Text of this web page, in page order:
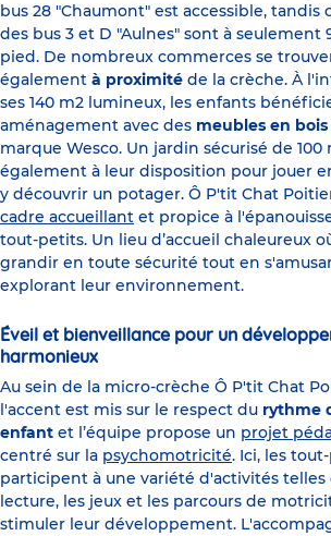
bus 28 "Chaumont" est accessible, tandis
des bus 3 et D "Aulnes" sont à seulement
pied. De nombreux commerces se
également à proximité de la crèche. À
ses 140 m2 lumineux, les enfants
aménagement avec des meubles en bois
marque Wesco. Un jardin sécurisé de 100
également à leur disposition pour jouer
y découvrir un potager. Ô P'tit Chat
cadre accueillant et propice à
tout-petits. Un lieu d’accueil chaleureux
grandir en toute sécurité tout en
explorant leur environnement.
Éveil et bienveillance pour un
harmonieux
Au sein de la micro-crèche Ô P'tit Chat
l'accent est mis sur le respect du rythme
enfant et l’équipe propose un projet
centré sur la psychomotricité. Ici, les
participent à une variété d'activités telles
lecture, les jeux et les parcours de
stimuler leur développement.